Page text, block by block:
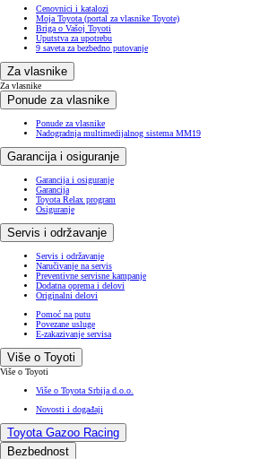
Cenovnici i katalozi
Moja Toyota (portal za vlasnike Toyote)
Briga o Vašoj Toyoti
Uputstva za upotrebu
9 saveta za bezbedno putovanje
Za vlasnike
Za vlasnike
Ponude za vlasnike
Ponude za vlasnike
Nadogradnja multimedijalnog sistema MM19
Garancija i osiguranje
Garancija i osiguranje
Garancija
Toyota Relax program
Osiguranje
Servis i održavanje
Servis i održavanje
Naručivanje na servis
Preventivne servisne kampanje
Dodatna oprema i delovi
Originalni delovi
Pomoć na putu
Povezane usluge
E-zakazivanje servisa
Više o Toyoti
Više o Toyoti
Više o Toyota Srbija d.o.o.
Novosti i događaji
Toyota Gazoo Racing
Bezbednost